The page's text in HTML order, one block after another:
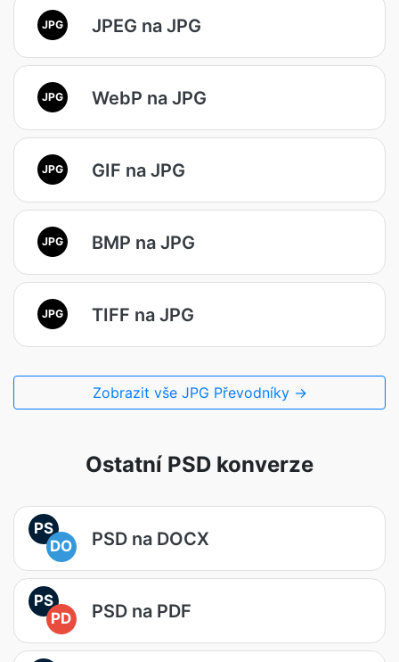
JPG JPEG na JPG
JPG WebP na JPG
JPG GIF na JPG
JPG BMP na JPG
JPG TIFF na JPG
Zobrazit vše JPG Převodníky →
Ostatní PSD konverze
PS
DO
PSD na DOCX
PS
PD
PSD na PDF